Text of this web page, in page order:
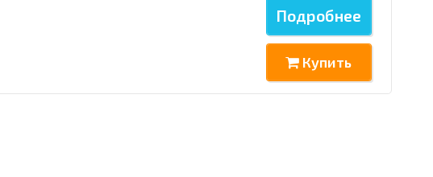
Подробнее
Купить